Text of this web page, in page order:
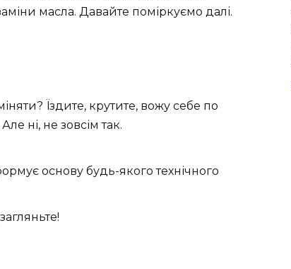
масла. Давайте поміркуємо далі.
Їздите, крутите, вожу себе по
ні, не зовсім так.
основу будь-якого технічного